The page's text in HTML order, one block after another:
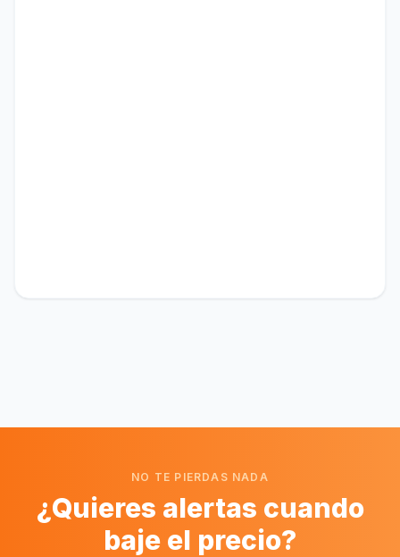
NO TE PIERDAS NADA
¿Quieres alertas cuando
baje el precio?